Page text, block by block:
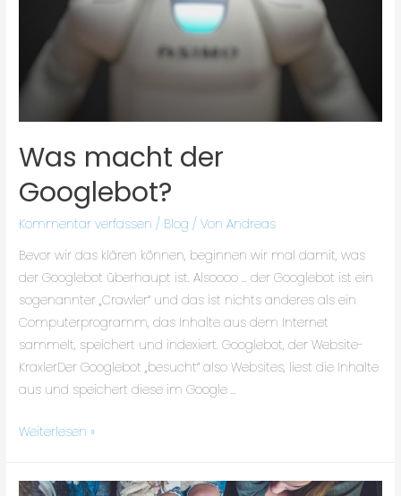
Was macht der
Googlebot?
Kommentar verfassen / Blog / VonAndreas
Bevor wir das klären können, beginnen wir mal damit, was
der Googlebot überhaupt ist. Alsoooo … der Googlebot ist ein
sogenannter „Crawler“ und das ist nichts anderes als ein
Computerprogramm, das Inhalte aus dem Internet
sammelt, speichert und indexiert. Googlebot, der Website-
KraxlerDer Googlebot „besucht“ also Websites, liest die Inhalte
aus und speichert diese im Google …
Weiterlesen »